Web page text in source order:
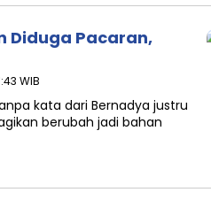
Diduga Pacaran,
WIB
kata dari Bernadya justru
berubah jadi bahan